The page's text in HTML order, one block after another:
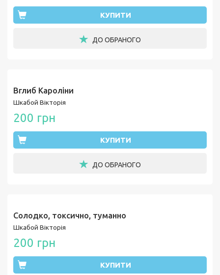
КУПИТИ
ДО ОБРАНОГО
Вглиб Кароліни
Шкабой Вікторія
200 грн
КУПИТИ
ДО ОБРАНОГО
Солодко, токсично, туманно
Шкабой Вікторія
200 грн
КУПИТИ